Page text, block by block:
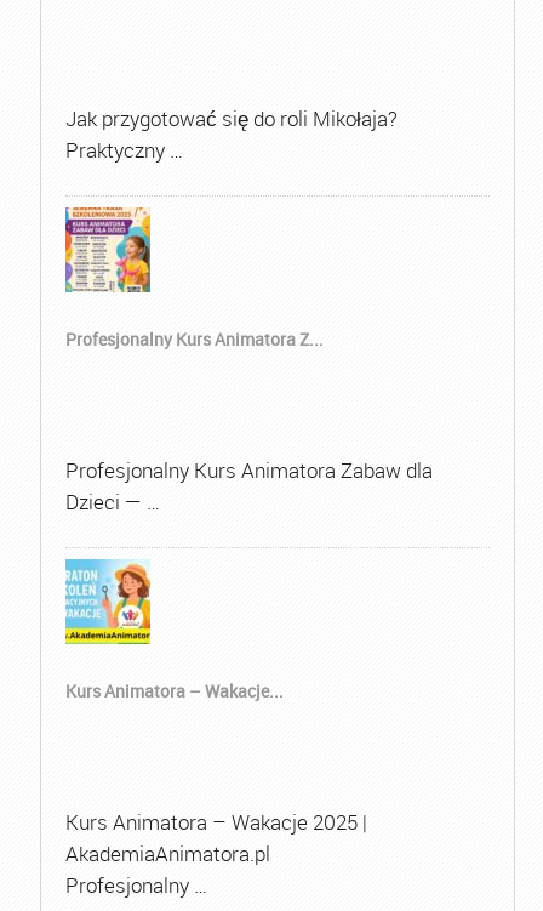
Jak przygotować się do roli Mikołaja?
Praktyczny …
Profesjonalny Kurs Animatora Z...
Profesjonalny Kurs Animatora Zabaw dla
Dzieci — …
Kurs Animatora – Wakacje...
Kurs Animatora – Wakacje 2025 |
AkademiaAnimatora.pl
Profesjonalny …